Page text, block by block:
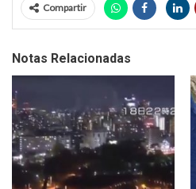
Compartir
Notas Relacionadas